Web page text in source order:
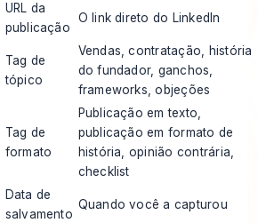
URL da
publicação
O link direto do LinkedIn
Tag de
tópico
Vendas, contratação, história
do fundador, ganchos,
frameworks, objeções
Tag de
formato
Publicação em texto,
publicação em formato de
história, opinião contrária,
checklist
Data de
salvamento
Quando você a capturou